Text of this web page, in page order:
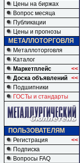
Цены на биржах
Вопрос месяца
Публикации
Цены и прогнозы
МЕТАЛЛОТОРГОВЛЯ
Металлоторговля
Каталог
Маркетплейс
<<
Доска объявлений <<
Подшипники
ГОСТы и стандарты
ПОЛЬЗОВАТЕЛЯМ
Регистрация
<<
Подписка
Вопросы FAQ